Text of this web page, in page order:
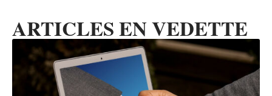
ARTICLES EN VEDETTE